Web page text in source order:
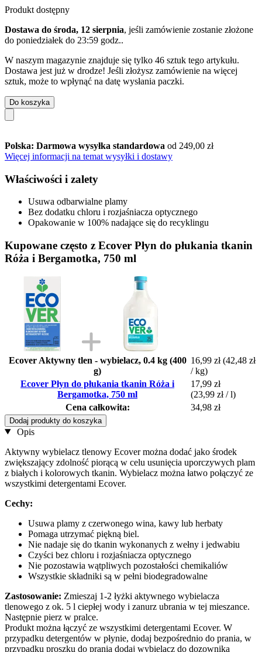
Produkt dostępny
Dostawa do środa, 12 sierpnia, jeśli zamówienie zostanie złożone
do poniedziałek do 23:59 godz..
W naszym magazynie znajduje się tylko 46 sztuk tego artykułu.
Dostawa jest już w drodze! Jeśli złożysz zamówienie na więcej
sztuk, może to wpłynąć na datę wysłania paczki.
Do koszyka
Polska: Darmowa wysyłka standardowa od 249,00 zł
Więcej informacji na temat wysyłki i dostawy
Właściwości i zalety
Usuwa odbarwialne plamy
Bez dodatku chloru i rozjaśniacza optycznego
Opakowanie w 100% nadające się do recyklingu
Kupowane często z Ecover Płyn do płukania tkanin
Róża i Bergamotka, 750 ml
Ecover Aktywny tlen - wybielacz, 0.4 kg (400
g)
16,99 zł (42,48 zł
/ kg)
Ecover Płyn do płukania tkanin Róża i
Bergamotka, 750 ml
17,99 zł
(23,99 zł / l)
Cena całkowita:
34,98 zł
Dodaj produkty do koszyka
Opis
Aktywny wybielacz tlenowy Ecover można dodać jako środek
zwiększający zdolność piorącą w celu usunięcia uporczywych plam
z białych i kolorowych tkanin. Wybielacz można łatwo połączyć ze
wszystkimi detergentami Ecover.
Cechy:
Usuwa plamy z czerwonego wina, kawy lub herbaty
Pomaga utrzymać piękną biel.
Nie nadaje się do tkanin wykonanych z wełny i jedwabiu
Czyści bez chloru i rozjaśniacza optycznego
Nie pozostawia wątpliwych pozostałości chemikaliów
Wszystkie składniki są w pełni biodegradowalne
Zastosowanie: Zmieszaj 1-2 łyżki aktywnego wybielacza
tlenowego z ok. 5 l ciepłej wody i zanurz ubrania w tej mieszance.
Następnie pierz w pralce.
Produkt można łączyć ze wszystkimi detergentami Ecover. W
przypadku detergentów w płynie, dodaj bezpośrednio do prania, w
przypadku proszku do prania dodaj wybielacz do dozownika